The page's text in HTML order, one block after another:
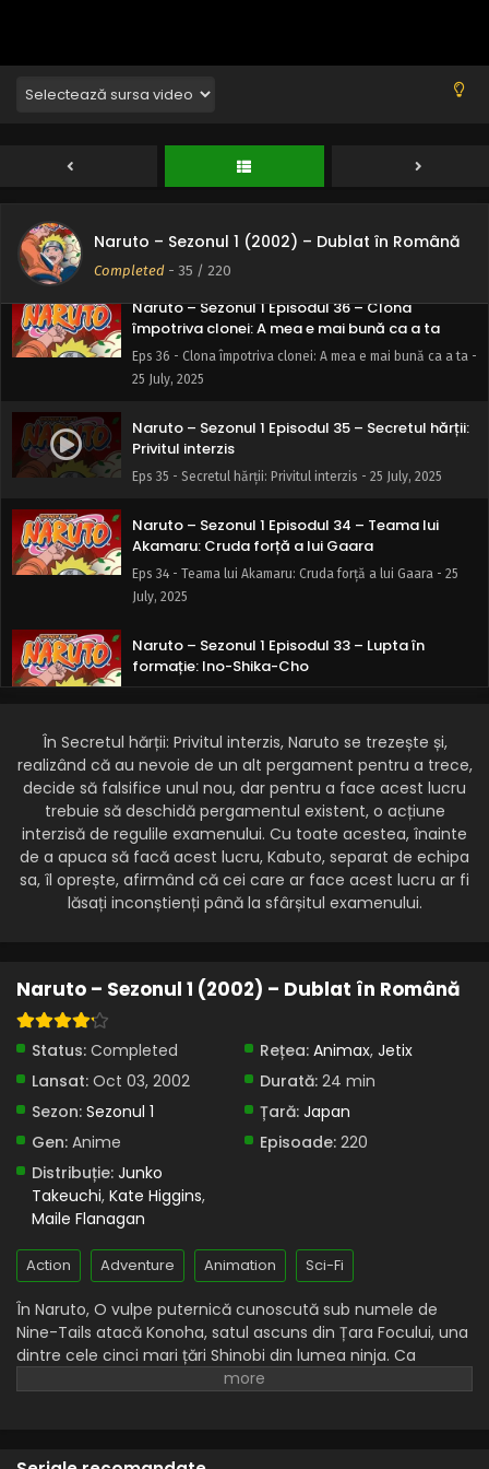
Naruto – Sezonul 1 (2002) – Dublat în Română
Completed - 35 / 220
Naruto – Sezonul 1 Episodul 38 – Restrângând
gașca: Eliminare mortală bruscă
Naruto – Sezonul 1 Episodul 37 – Supraviețuind
Eps 37 - Supraviețuind rupturii: Cei nouă rookie din nou
Naruto – Sezonul 1 Episodul 36 – Clona
împotriva clonei: A mea e mai bună ca a ta
Eps 36 - Clona împotriva clonei: A mea e mai bună ca a ta -
25 July, 2025
Naruto – Sezonul 1 Episodul 35 – Secretul hărții:
Privitul interzis
Eps 35 - Secretul hărții: Privitul interzis - 25 July, 2025
Naruto – Sezonul 1 Episodul 34 – Teama lui
Akamaru: Cruda forță a lui Gaara
Eps 34 - Teama lui Akamaru: Cruda forță a lui Gaara - 25
July, 2025
Naruto – Sezonul 1 Episodul 33 – Lupta în
formație: Ino-Shika-Cho
Naruto – Sezonul 1 Episodul 32 – Sakura
înflorește
Eps 32 - Sakura înflorește - 25 July, 2025
Naruto – Sezonul 1 Episodul 31 – Sprânceană
stufoasă se ține de cuvânt: Iubește și
protejează
Eps 31 - Sprânceană stufoasă se ține de cuvânt: Iubește
și protejează - 25 July, 2025
revine: Dragonul flacără jutsu
Naruto – Sezonul 1 Episodul 29 – Naruto
contraatacă: Niciodată să nu renunți
Naruto – Sezonul 1 Episodul 28 – Mănâncă sau
vei fi mâncat: Panică în pădure
Eps 28 - Mănâncă sau vei fi mâncat: Panică în pădure - 25
July, 2025
Naruto – Sezonul 1 Episodul 27 – Examenul
Chunin Partea II: Pădurea morții
Eps 27 - Examenul Chunin Partea II: Pădurea morții - 25
July, 2025
special: Viața din pădurea morții
În Secretul hărții: Privitul interzis, Naruto se trezește și,
realizând că au nevoie de un alt pergament pentru a trece,
decide să falsifice unul nou, dar pentru a face acest lucru
trebuie să deschidă pergamentul existent, o acțiune
interzisă de regulile examenului. Cu toate acestea, înainte
de a apuca să facă acest lucru, Kabuto, separat de echipa
sa, îl oprește, afirmând că cei care ar face acest lucru ar fi
lăsați inconștienți până la sfârșitul examenului.
Naruto – Sezonul 1 (2002) – Dublat în Română
Status: Completed Rețea: Animax, Jetix
Lansat: Oct 03, 2002 Durată: 24 min
Sezon: Sezonul 1 Țară: Japan
Gen: Anime Episoade: 220
Distribuție: Junko
Takeuchi, Kate Higgins,
Maile Flanagan
Action Adventure Animation Sci-Fi
În Naruto, O vulpe puternică cunoscută sub numele de
Nine-Tails atacă Konoha, satul ascuns din Țara Focului, una
dintre cele cinci mari țări Shinobi din lumea ninja. Ca
răspuns, liderul Konoha și al patrulea Hokage, Minato